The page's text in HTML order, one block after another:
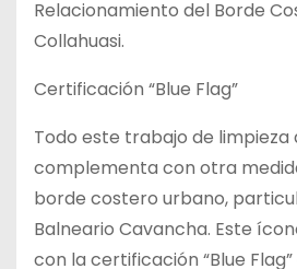
Relacionamiento del Borde
Collahuasi.
Certificación “Blue Flag”
Todo este trabajo de limpieza
complementa con otra
borde costero urbano,
Balneario Cavancha. Este
con la certificación “Blue